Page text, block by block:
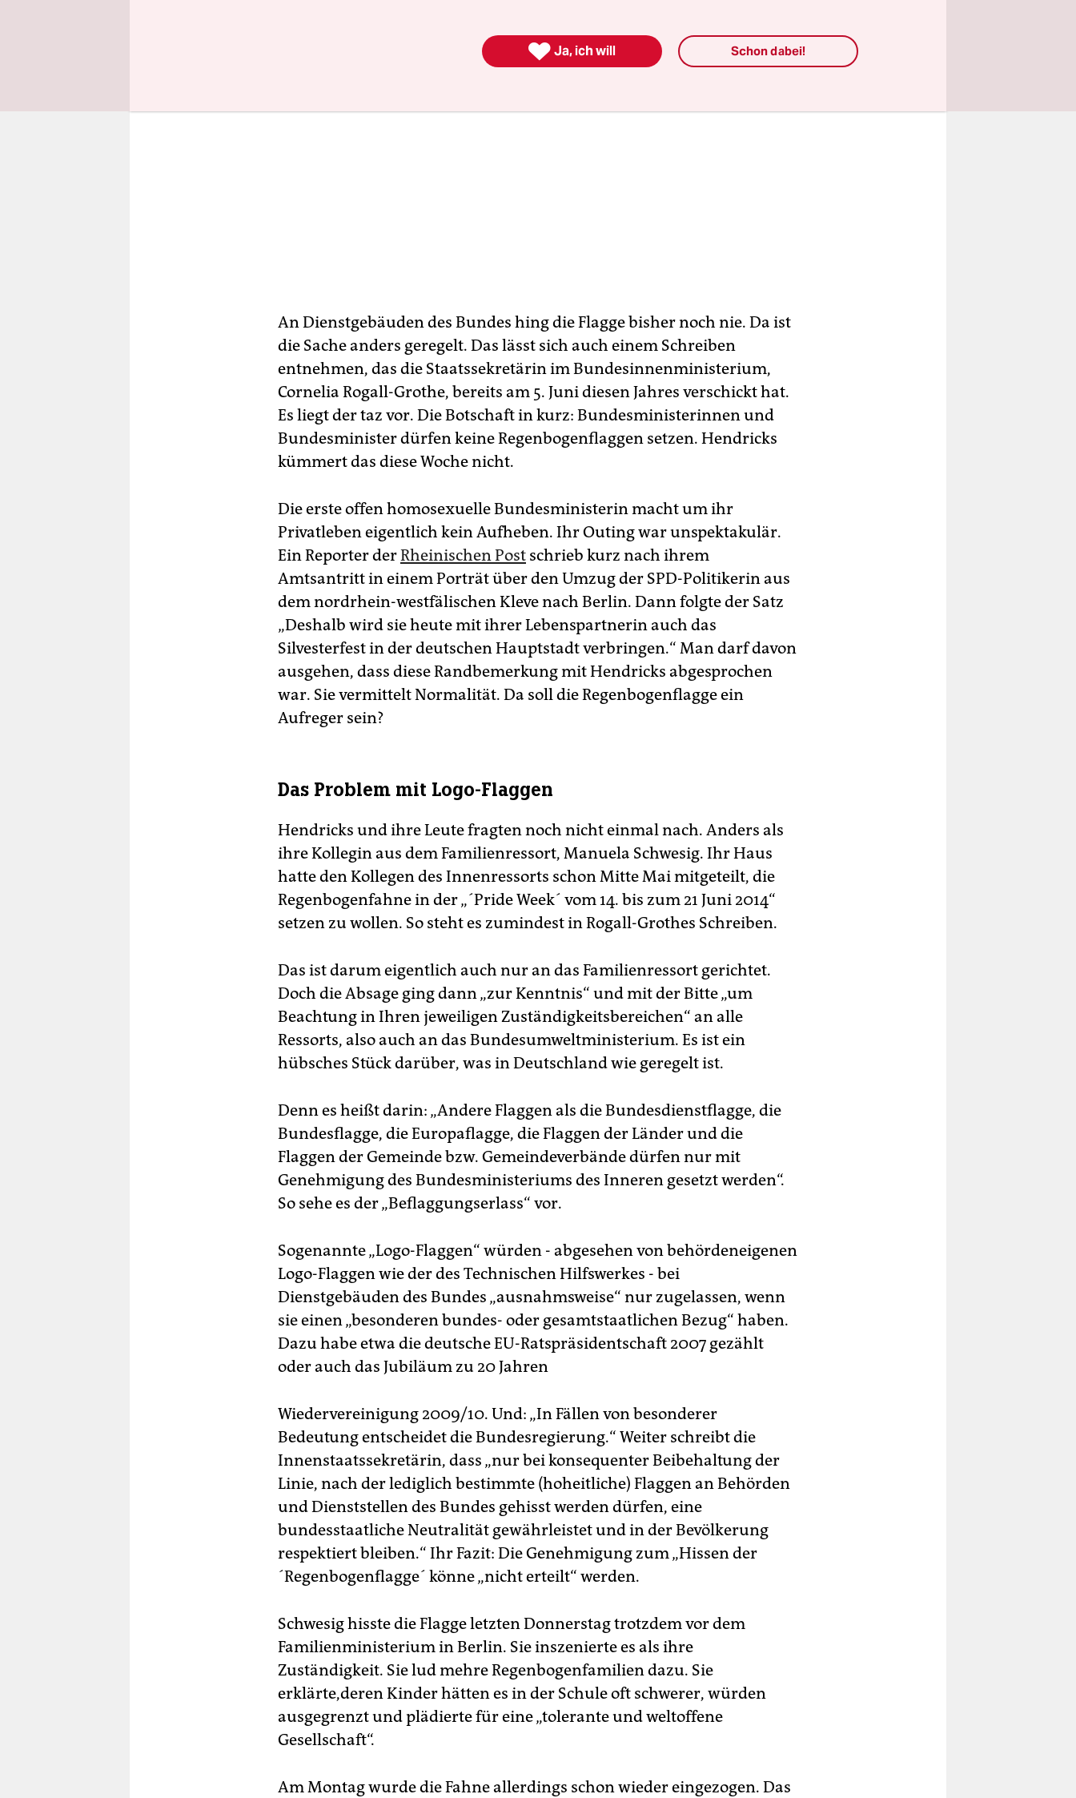
An Dienstgebäuden des Bundes hing die Flagge bisher noch nie. Da ist
die Sache anders geregelt. Das lässt sich auch einem Schreiben
entnehmen, das die Staatssekretärin im Bundesinnenministerium,
Cornelia Rogall-Grothe, bereits am 5. Juni diesen Jahres verschickt hat.
Es liegt der taz vor. Die Botschaft in kurz: Bundesministerinnen und
Bundesminister dürfen keine Regenbogenflaggen setzen. Hendricks
kümmert das diese Woche nicht.
Die erste offen homosexuelle Bundesministerin macht um ihr
Privatleben eigentlich kein Aufheben. Ihr Outing war unspektakulär.
Ein Reporter derRheinischen Post schrieb kurz nach ihrem
Amtsantritt in einem Porträt über den Umzug der SPD-Politikerin aus
dem nordrhein-westfälischen Kleve nach Berlin. Dann folgte der Satz
„Deshalb wird sie heute mit ihrer Lebenspartnerin auch das
Silvesterfest in der deutschen Hauptstadt verbringen.“ Man darf davon
ausgehen, dass diese Randbemerkung mit Hendricks abgesprochen
war. Sie vermittelt Normalität. Da soll die Regenbogenflagge ein
Aufreger sein?
Das Problem mit Logo-Flaggen
Hendricks und ihre Leute fragten noch nicht einmal nach. Anders als
ihre Kollegin aus dem Familienressort, Manuela Schwesig. Ihr Haus
hatte den Kollegen des Innenressorts schon Mitte Mai mitgeteilt, die
Regenbogenfahne in der „´Pride Week´ vom 14. bis zum 21 Juni 2014“
setzen zu wollen. So steht es zumindest in Rogall-Grothes Schreiben.
Das ist darum eigentlich auch nur an das Familienressort gerichtet.
Doch die Absage ging dann „zur Kenntnis“ und mit der Bitte „um
Beachtung in Ihren jeweiligen Zuständigkeitsbereichen“ an alle
Ressorts, also auch an das Bundesumweltministerium. Es ist ein
hübsches Stück darüber, was in Deutschland wie geregelt ist.
Denn es heißt darin: „Andere Flaggen als die Bundesdienstflagge, die
Bundesflagge, die Europaflagge, die Flaggen der Länder und die
Flaggen der Gemeinde bzw. Gemeindeverbände dürfen nur mit
Genehmigung des Bundesministeriums des Inneren gesetzt werden“.
So sehe es der „Beflaggungserlass“ vor.
Sogenannte „Logo-Flaggen“ würden - abgesehen von behördeneigenen
Logo-Flaggen wie der des Technischen Hilfswerkes - bei
Dienstgebäuden des Bundes „ausnahmsweise“ nur zugelassen, wenn
sie einen „besonderen bundes- oder gesamtstaatlichen Bezug“ haben.
Dazu habe etwa die deutsche EU-Ratspräsidentschaft 2007 gezählt
oder auch das Jubiläum zu 20 Jahren
Wiedervereinigung 2009/10. Und: „In Fällen von besonderer
Bedeutung entscheidet die Bundesregierung.“ Weiter schreibt die
Innenstaatssekretärin, dass „nur bei konsequenter Beibehaltung der
Linie, nach der lediglich bestimmte (hoheitliche) Flaggen an Behörden
und Dienststellen des Bundes gehisst werden dürfen, eine
bundesstaatliche Neutralität gewährleistet und in der Bevölkerung
respektiert bleiben.“ Ihr Fazit: Die Genehmigung zum „Hissen der
´Regenbogenflagge´ könne „nicht erteilt“ werden.
Schwesig hisste die Flagge letzten Donnerstag trotzdem vor dem
Familienministerium in Berlin. Sie inszenierte es als ihre
Zuständigkeit. Sie lud mehre Regenbogenfamilien dazu. Sie
erklärte,deren Kinder hätten es in der Schule oft schwerer, würden
ausgegrenzt und plädierte für eine „tolerante und weltoffene
Gesellschaft“.
Am Montag wurde die Fahne allerdings schon wieder eingezogen. Das
 Ja, ich will Schon dabei!